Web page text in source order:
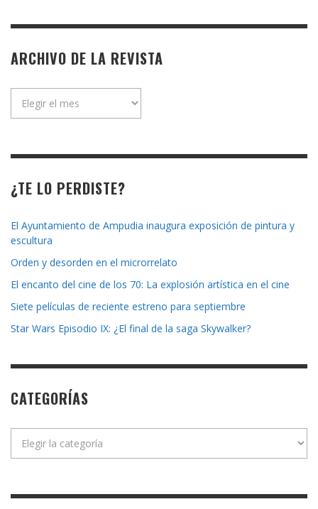
ARCHIVO DE LA REVISTA
¿TE LO PERDISTE?
El Ayuntamiento de Ampudia inaugura exposición de pintura y
escultura
Orden y desorden en el microrrelato
El encanto del cine de los 70: La explosión artística en el cine
Siete películas de reciente estreno para septiembre
Star Wars Episodio IX: ¿El final de la saga Skywalker?
CATEGORÍAS